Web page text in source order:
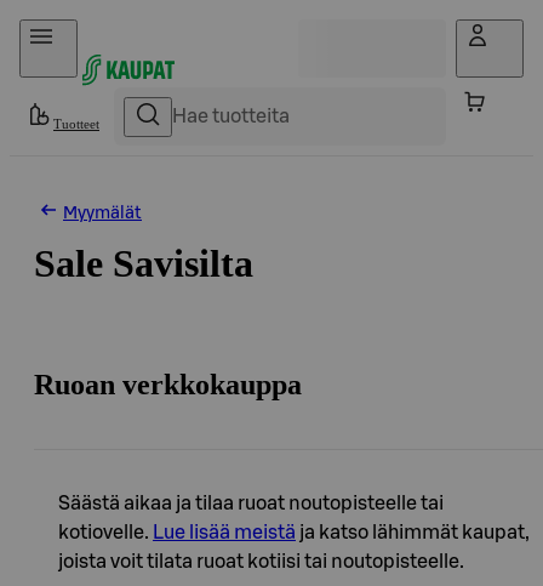
Hyppää sisältöön
Tuotteet
Myymälät
Sale Savisilta
Ruoan verkkokauppa
Säästä aikaa ja tilaa ruoat noutopisteelle tai
kotiovelle. Lue lisää meistä ja katso lähimmät kaupat,
joista voit tilata ruoat kotiisi tai noutopisteelle.